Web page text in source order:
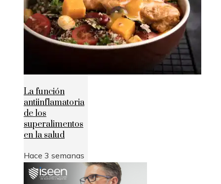
La función
antiinflamatoria
de los
superalimentos
en la salud
Hace 3 semanas